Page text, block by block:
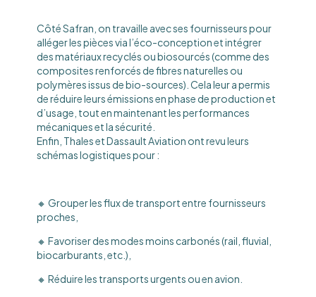
Côté Safran, on travaille avec ses fournisseurs pour
alléger les pièces via l’éco-conception et intégrer
des matériaux recyclés ou biosourcés (comme des
composites renforcés de fibres naturelles ou
polymères issus de bio-sources). Cela leur a permis
de réduire leurs émissions en phase de production et
d’usage, tout en maintenant les performances
mécaniques et la sécurité.
Enfin, Thales et Dassault Aviation ont revu leurs
schémas logistiques pour :
🔸 Grouper les flux de transport entre fournisseurs
proches,
🔸 Favoriser des modes moins carbonés (rail, fluvial,
biocarburants, etc.),
🔸 Réduire les transports urgents ou en avion.